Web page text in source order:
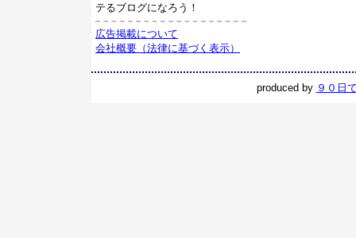
テるブログになろう！
広告掲載について
会社概要（法律に基づく表示）
produced by ９０日